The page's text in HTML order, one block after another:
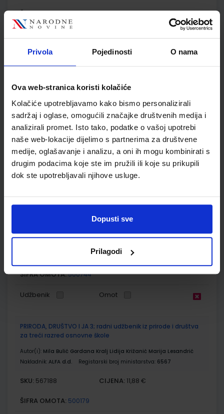
Privola Pojedinosti O nama
Ova web-stranica koristi kolačiće
Kolačiće upotrebljavamo kako bismo personalizirali
sadržaj i oglase, omogućili značajke društvenih medija i
analizirali promet. Isto tako, podatke o vašoj upotrebi
naše web-lokacije dijelimo s partnerima za društvene
medije, oglašavanje i analizu, a oni ih mogu kombinirati s
drugim podacima koje ste im pružili ili koje su prikupili
dok ste upotrebljavali njihove usluge.
Dopusti sve
Prilagodi
ŠIFRA OMOTA:
E-SVIJET 3; radni udžbenik informatike s dodatnim
Autor(i):Blagus Ljubić Klemše Flisar Odorčić Ružić Mihočka
Nakladnik:ŠKOLSKA KNJIGA d.d. Registarski broj ministarstva:7003
SKU:567184 CIJENA:11,88 €
ŠIFRA OMOTA: 500239
Udžbenik Omot
Josipa Blagus Marijana Šundov Ana Budojević
7003-DOM
CIJENA: 11,50 €
ŠIFRA OMOTA:500744
Udžbenik Omot
PRIRODA, DRUŠTVO I JA 3; radni udžbenik iz prirode i društva
za treći razred osnovne škole
Autor(i): Mila Bulić Gordana Kralj Lidija Križanić Marija Lesandrić
Nakladnik: ALFA d.d. Registarski broj ministarstva: 6567
SKU: 567188 CIJENA: 11,88 €
ŠIFRA OMOTA: 500179